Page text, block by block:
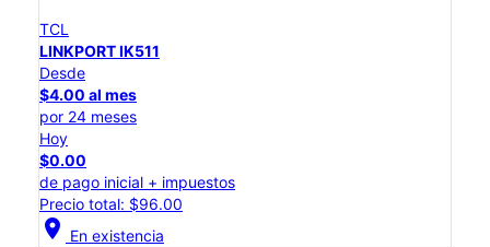
TCL
LINKPORT IK511
Desde
$4.00 al mes
por 24 meses
Hoy
$0.00
de pago inicial + impuestos
Precio total: $96.00
location_on En existencia